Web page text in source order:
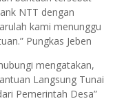
NTT dengan
kami menunggu
Pungkas Jeben
mengatakan,
Langsung Tunai
Pemerintah Desa”